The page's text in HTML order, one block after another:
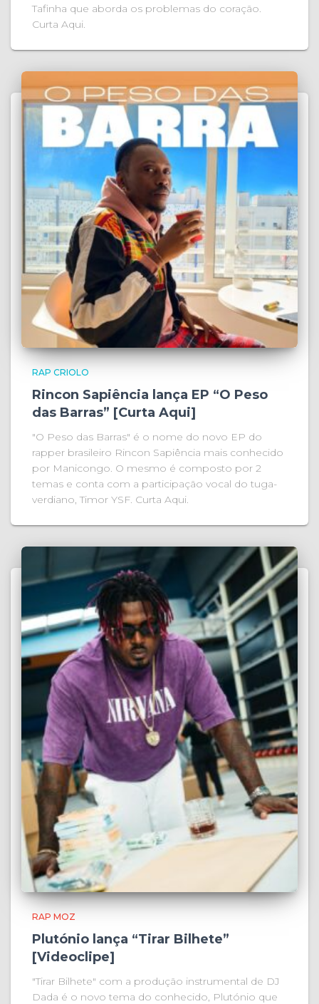
Tafinha que aborda os problemas do coração.
Curta Aqui.
RAP CRIOLO
Rincon Sapiência lança EP “O Peso
das Barras” [Curta Aqui]
"O Peso das Barras" é o nome do novo EP do
rapper brasileiro Rincon Sapiência mais conhecido
por Manicongo. O mesmo é composto por 2
temas e conta com a participação vocal do tuga-
verdiano, Timor YSF. Curta Aqui.
RAP MOZ
Plutónio lança “Tirar Bilhete”
[Videoclipe]
"Tirar Bilhete" com a produção instrumental de DJ
Dada é o novo tema do conhecido, Plutónio que